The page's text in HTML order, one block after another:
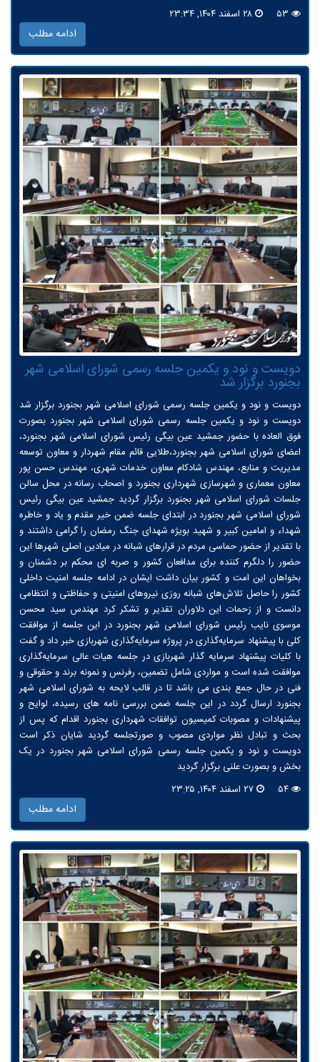
ادامه مطلب
دویست و نود و یکمین جلسه رسمی شورای اسلامی شهر
بجنورد برگزار شد
دویست و نود و یکمین جلسه رسمی شورای اسلامی شهر بجنورد برگزار شد
دویست و نود و یکمین جلسه رسمی شورای اسلامی شهر بجنورد بصورت
فوق العاده با حضور جمشید عین بیگی رئیس شورای اسلامی شهر بجنورد،
اعضای شورای اسلامی شهر بجنورد،طلایی قائم مقام شهردار و معاون توسعه
مدیریت و منابع، مهندس شادکام معاون خدمات شهری، مهندس حسن پور
معاون معماری و شهرسازی شهرداری بجنورد و اصحاب رسانه در محل سالن
جلسات شورای اسلامی شهر بجنورد برگزار گردید جمشید عین بیگی رئیس
شورای اسلامی شهر بجنورد در ابتدای جلسه ضمن خیر مقدم و یاد و خاطره
شهداء و امامین کبیر و شهید بویژه شهدای جنگ رمضان را گرامی داشتند و
با تقدیر از حضور حماسی مردم در قرارهای شبانه در میادین اصلی شهرها این
حضور را دلگرم کننده برای مدافعان کشور و صربه ای محکم بر دشمنان و
بخواهان این امت و کشور بیان داشت ایشان در ادامه جلسه امنیت داخلی
کشور را حاصل تلاش‌های شبانه روزی نیروهای امنیتی و حفاظتی و انتظامی
دانست و از زحمات این دلاوران تقدیر و تشکر کرد مهندس سید محسن
موسوی نایب رئیس شورای اسلامی شهر بجنورد در این جلسه از موافقت
کلی با پیشنهاد سرمایه‌گذاری در پروژه سرمایه‌گذاری شهربازی خبر داد و گفت
با کلیات پیشنهاد سرمایه گذار شهربازی در جلسه هیات عالی سرمایه‌گذاری
موافقت شده است و مواردی شامل تضمین، رفرنس و نمونه برند و حقوقی و
فنی در حال جمع بندی می باشد تا در قالب لایحه به شورای اسلامی شهر
بجنورد ارسال گردد در این جلسه ضمن بررسی نامه های رسیده، لوایح و
پیشنهادات و مصوبات کمیسیون توافقات شهرداری بجنورد اقدام که پس از
بحث و تبادل نظر مواردی مصوب و صورتجلسه گردید شایان ذکر است
دویست و نود و یکمین جلسه رسمی شورای اسلامی شهر بجنورد در یک
بخش و بصورت علنی برگزار گردید
ادامه مطلب